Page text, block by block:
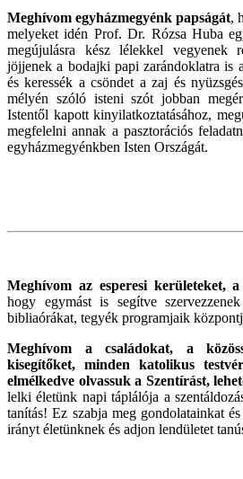
Meghívom egyházmegyénk papságát,
melyeket idén Prof. Dr. Rózsa Huba
megújulásra kész lélekkel vegyenek
jöjjenek a bodajki papi zarándoklatra is
és keressék a csöndet a zaj és
mélyén szóló isteni szót jobban
Istentől kapott kinyilatkoztatásához,
megfelelni annak a pasztorációs
egyházmegyénkben Isten Országát.
Meghívom az esperesi kerületeket,
hogy egymást is segítve
bibliaórákat, tegyék programjaik
Meghívom a családokat, a
kisegítőket, minden katolikus
elmélkedve olvassuk a Szentírást,
lelki életünk napi táplálója a
tanítás! Ez szabja meg gondolatainkat
irányt életünknek és adjon lendületet